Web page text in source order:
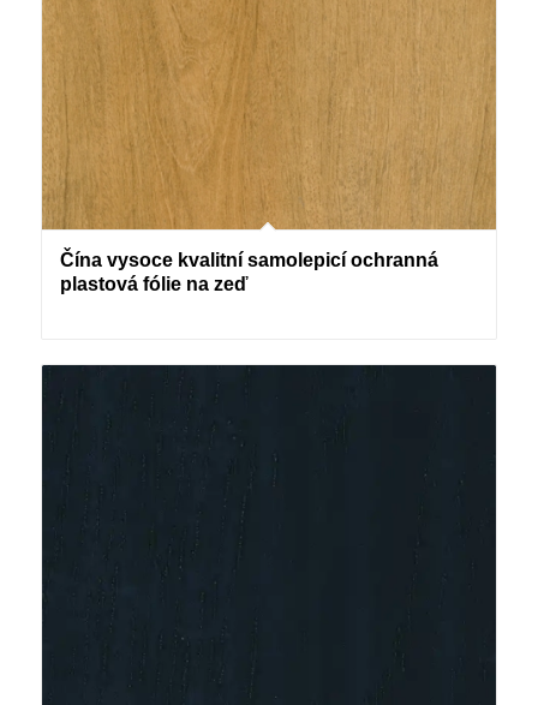
Čína vysoce kvalitní samolepicí ochranná
plastová fólie na zeď